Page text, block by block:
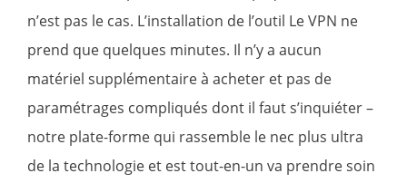
n’est pas le cas. L’installation de l’outil Le VPN ne
prend que quelques minutes. Il n’y a aucun
matériel supplémentaire à acheter et pas de
paramétrages compliqués dont il faut s’inquiéter –
notre plate-forme qui rassemble le nec plus ultra
de la technologie et est tout-en-un va prendre soin